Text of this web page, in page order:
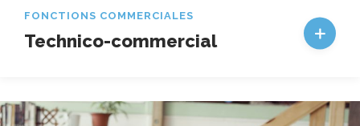
FONCTIONS COMMERCIALES
Technico-commercial